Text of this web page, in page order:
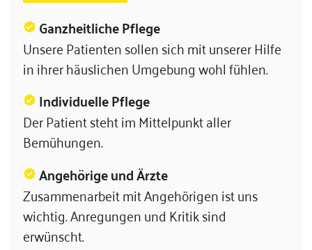
verified Ganzheitliche Pflege
Unsere Patienten sollen sich mit unserer Hilfe
in ihrer häuslichen Umgebung wohl fühlen.
verified Individuelle Pflege
Der Patient steht im Mittelpunkt aller
Bemühungen.
verified Angehörige und Ärzte
Zusammenarbeit mit Angehörigen ist uns
wichtig. Anregungen und Kritik sind
erwünscht.